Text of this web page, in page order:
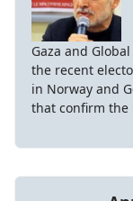
Gaza and
the recent
in Norway and
that confirm the